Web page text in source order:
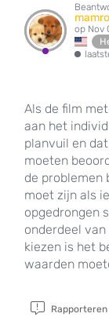
op Nov
Als de film
aan het
planvuil en
moeten
de problemen
moet zijn als
opgedrongen
onderdeel
kiezen is het
waarden
Rapporteren